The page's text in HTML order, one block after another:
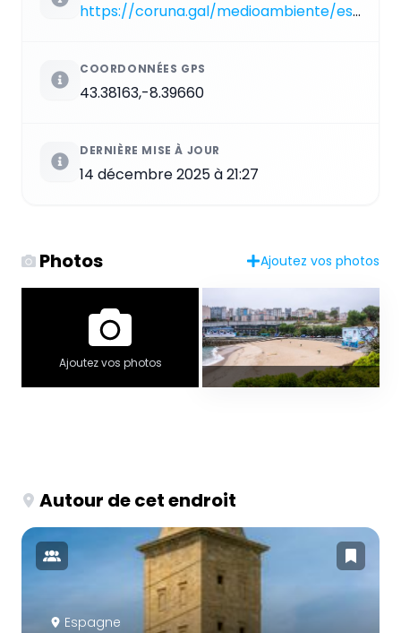
https://coruna.gal/medioambiente/es/sectores-ambientales/playas/detalle/playa-de-san-amaro/entidad/1369271867440?argIdioma=es
COORDONNÉES GPS
43.38163,-8.39660
DERNIÈRE MISE À JOUR
14 décembre 2025 à 21:27
Photos Ajoutez vos photos
Ajoutez vos photos
Autour de cet endroit
Espagne